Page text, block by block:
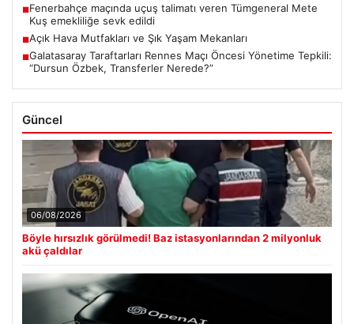
■Fenerbahçe maçında uçuş talimatı veren Tümgeneral Mete
Kuş emekliliğe sevk edildi
■Açık Hava Mutfakları ve Şık Yaşam Mekanları
■Galatasaray Taraftarları Rennes Maçı Öncesi Yönetime Tepkili:
“Dursun Özbek, Transferler Nerede?”
Güncel
06/08/2026
Böyle hırsızlık görülmedi! Baz istasyonlarından 2 milyonluk
akü çaldılar